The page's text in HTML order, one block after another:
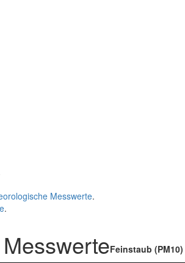
Messwerte.
.
Feinstaub (PM10)